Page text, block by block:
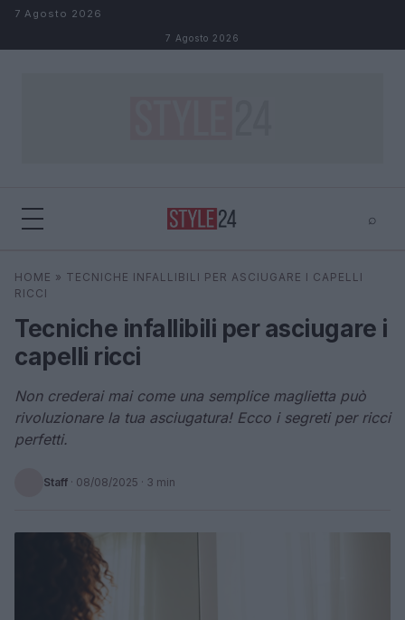
Salta al contenuto
7 Agosto 2026
7 Agosto 2026
⌕
Cerca ⌕
HOME » TECNICHE INFALLIBILI PER ASCIUGARE I CAPELLI
RICCI
Tecniche infallibili per asciugare i
capelli ricci
Non crederai mai come una semplice maglietta può
rivoluzionare la tua asciugatura! Ecco i segreti per ricci
perfetti.
Staff · 08/08/2025 · 3 min